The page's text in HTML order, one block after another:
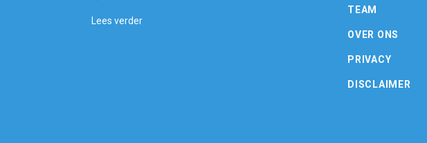
Lees verder
TEAM
OVER ONS
PRIVACY
DISCLAIMER